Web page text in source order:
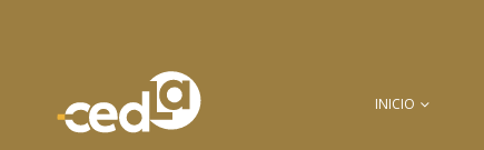
INICIO